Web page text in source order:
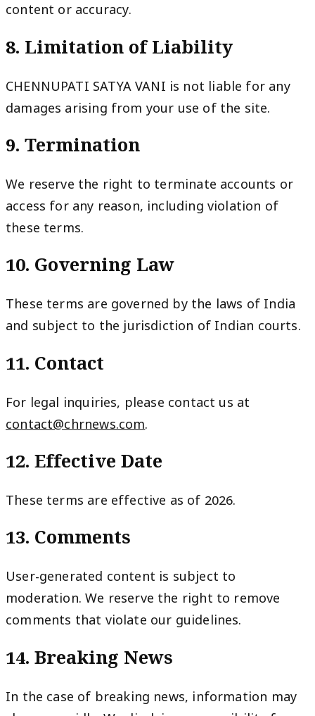
content or accuracy.
8. Limitation of Liability
CHENNUPATI SATYA VANI is not liable for any
damages arising from your use of the site.
9. Termination
We reserve the right to terminate accounts or
access for any reason, including violation of
these terms.
10. Governing Law
These terms are governed by the laws of India
and subject to the jurisdiction of Indian courts.
11. Contact
For legal inquiries, please contact us at
contact@chrnews.com.
12. Effective Date
These terms are effective as of 2026.
13. Comments
User-generated content is subject to
moderation. We reserve the right to remove
comments that violate our guidelines.
14. Breaking News
In the case of breaking news, information may